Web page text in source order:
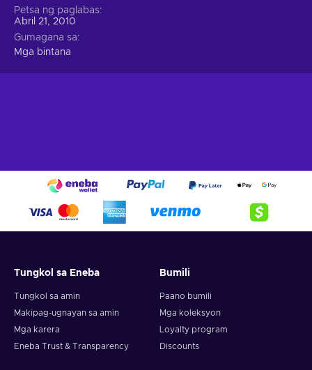
Petsa ng paglabas
Abril 21, 2010
Gumagana sa
Mga bintana
Tungkol sa Eneba
Tungkol sa amin
Makipag-ugnayan sa amin
Mga karera
Eneba Trust & Transparency
Bumili
Paano bumili
Mga koleksyon
Loyalty program
Discounts